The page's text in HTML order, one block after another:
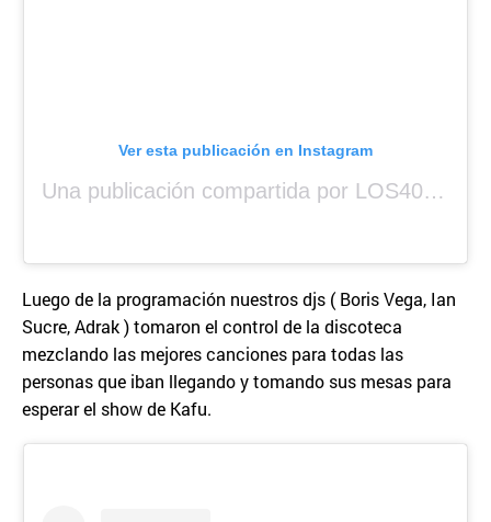
Ver esta publicación en Instagram
Una publicación compartida por LOS40 Panamá (@los40panama)
Luego de la programación nuestros djs ( Boris Vega, Ian
Sucre, Adrak ) tomaron el control de la discoteca
mezclando las mejores canciones para todas las
personas que iban llegando y tomando sus mesas para
esperar el show de Kafu.